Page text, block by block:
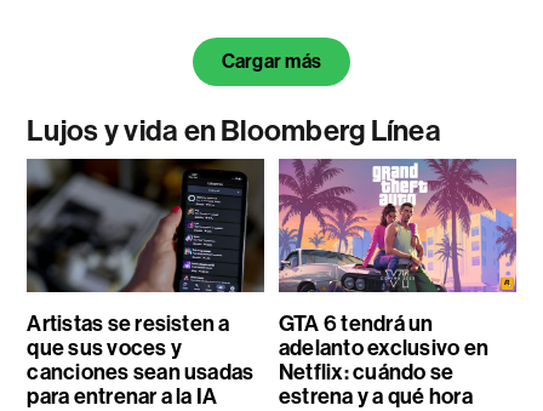
Cargar más
Lujos y vida en Bloomberg Línea
Artistas se resisten a
que sus voces y
canciones sean usadas
para entrenar a la IA
GTA 6 tendrá un
adelanto exclusivo en
Netflix: cuándo se
estrena y a qué hora